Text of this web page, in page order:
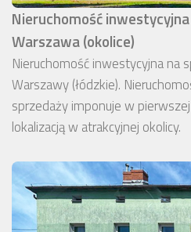
Nieruchomość
Warszawa (okolice)
Nieruchomość inwestycyjna na
Warszawy (łódzkie).
sprzedaży imponuje w
lokalizacją w atrakcyjnej okolicy.